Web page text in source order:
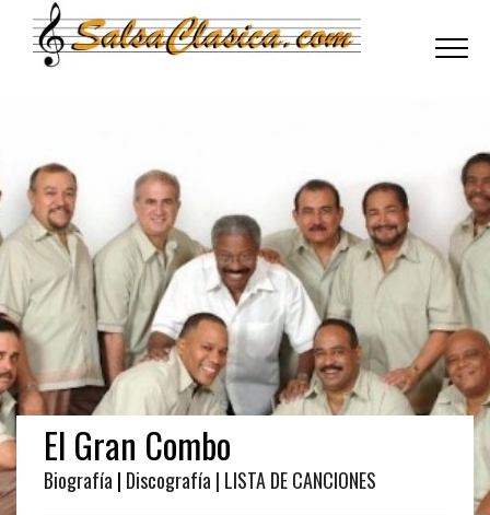
El Gran Combo
Biografía | Discografía | LISTA DE CANCIONES